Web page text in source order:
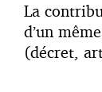
La
d’un
(décret,